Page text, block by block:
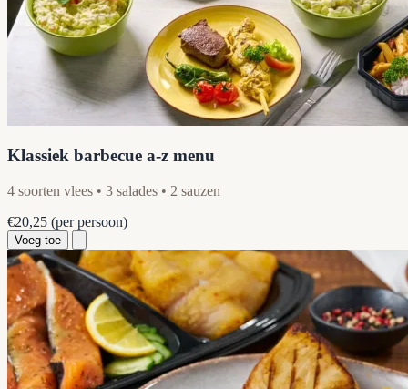
Klassiek barbecue a-z menu
4 soorten vlees • 3 salades • 2 sauzen
€20,25 (per persoon)
Voeg toe